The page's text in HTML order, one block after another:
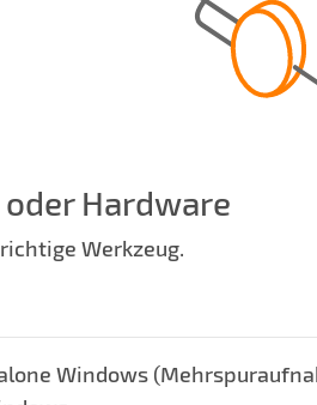
Hardware
Werkzeug.
Windows